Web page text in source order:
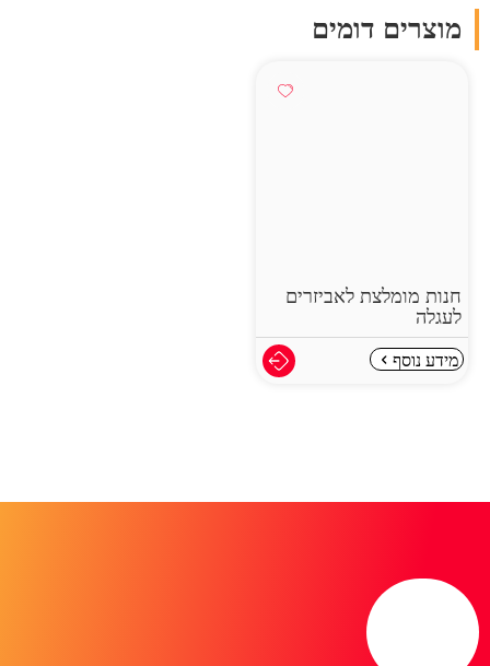
מוצרים דומים
חנות מומלצת לאביזרים
לעגלה
מידע נוסף